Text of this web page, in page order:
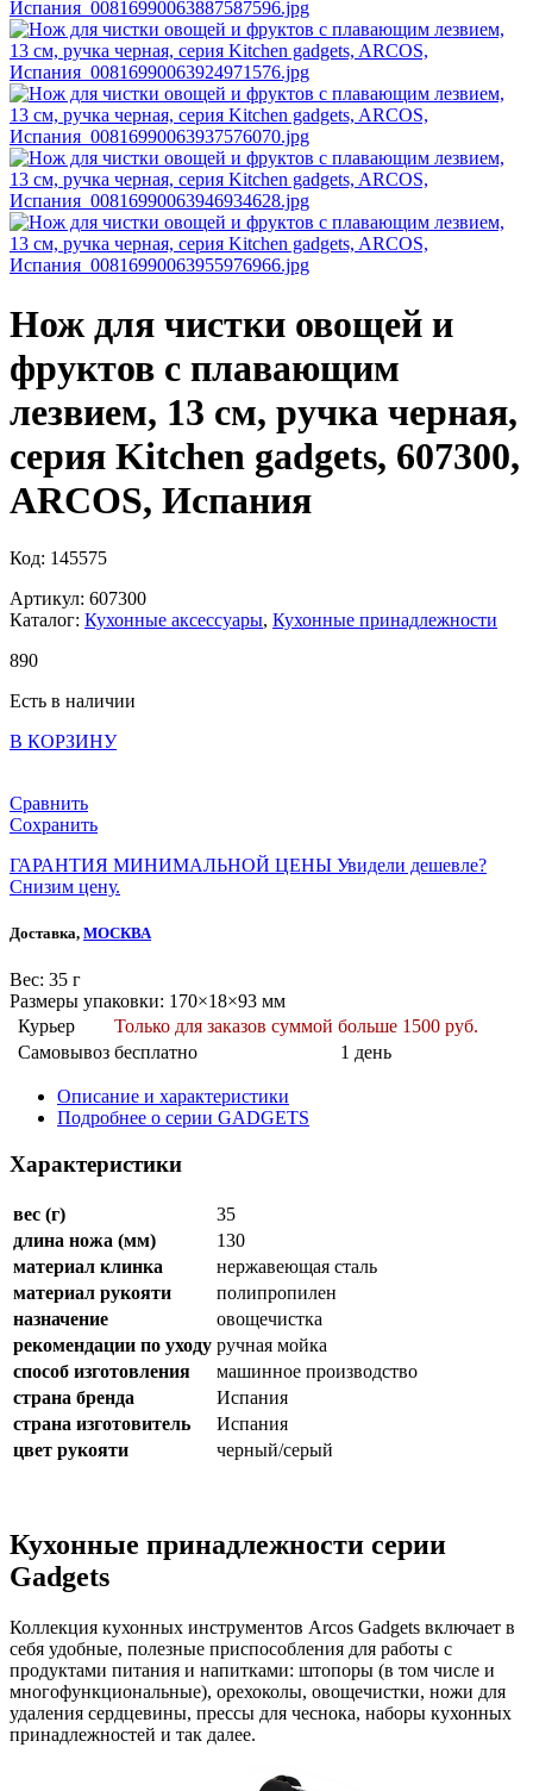
Нож для чистки овощей и
фруктов с плавающим
лезвием, 13 см, ручка черная,
серия Kitchen gadgets, 607300,
ARCOS, Испания
Код: 145575
Артикул: 607300
Каталог: Кухонные аксессуары, Кухонные принадлежности
890
Есть в наличии
В КОРЗИНУ
Сравнить
Сохранить
ГАРАНТИЯ МИНИМАЛЬНОЙ ЦЕНЫ Увидели дешевле?
Снизим цену.
Доставка, МОСКВА
Веc: 35 г
Размеры упаковки: 170×18×93 мм
Курьер
Только для заказов суммой больше 1500 руб.
Самовывоз бесплатно 1 день
Описание и характеристики
Подробнее о серии GADGETS
Характеристики
вес (г)
35
длина ножа (мм)
130
материал клинка
нержавеющая сталь
материал рукояти
полипропилен
назначение
овощечистка
рекомендации по уходу ручная мойка
способ изготовления
машинное производство
страна бренда
Испания
страна изготовитель
Испания
цвет рукояти
черный/серый
Кухонные принадлежности серии
Gadgets
Коллекция кухонных инструментов Arcos Gadgets включает в
себя удобные, полезные приспособления для работы с
продуктами питания и напитками: штопоры (в том числе и
многофункциональные), орехоколы, овощечистки, ножи для
удаления сердцевины, прессы для чеснока, наборы кухонных
принадлежностей и так далее.